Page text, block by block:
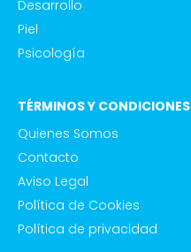
Desarrollo
Piel
Psicología
TÉRMINOS Y CONDICIONES
Quienes Somos
Contacto
Aviso Legal
Política de Cookies
Política de privacidad